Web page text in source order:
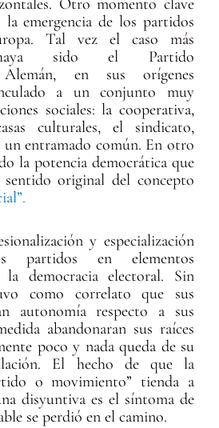
Otro momento clave
la emergencia de los partidos
Tal vez el caso más
haya sido el Partido
Alemán, en sus orígenes
a un conjunto muy
sociales: la cooperativa,
culturales, el sindicato,
entramado común. En otro
la potencia democrática que
original del concepto
y especialización
partidos en elementos
la democracia electoral. Sin
como correlato que sus
autonomía respecto a sus
abandonaran sus raíces
poco y nada queda de su
El hecho de que la
o movimiento” tienda a
disyuntiva es el síntoma de
se perdió en el camino.